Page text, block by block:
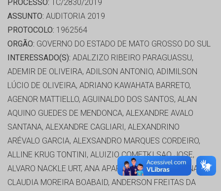
PROCESSO: TC/2830/2019
ASSUNTO: AUDITORIA 2019
PROTOCOLO: 1962564
ORGÃO: GOVERNO DO ESTADO DE MATO GROSSO DO SUL
INTERESSADO(S): ADALZIZO RIBEIRO PARAGUASSU,
ADEMIR DE OLIVEIRA, ADILSON ANTONIO, ADIMILSON
LÚCIO DE OLIVEIRA, ADRIANO KAWAHATA BARRETO,
AGENOR MATTIELLO, AGUINALDO DOS SANTOS, ALAN
AQUINO GUEDES DE MENDONCA, ALEXANDRE AVALO
SANTANA, ALEXANDRE CAGLIARI, ALEXANDRINO
ARÉVALO GARCIA, ALEXSANDRO MARQUES CORDEIRO,
ALLINE KRUG TONTINI, ALUIZIO COMETKI SAO JOSE,
ALVARO NACKLE URT, ANA APARECIDA BARBOSA, ANA
CLAUDIA MOREIRA BOABAID, ANDERSON FREITAS DA